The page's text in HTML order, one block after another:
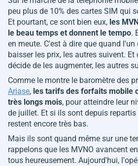
peu plus de 10% des cartes SIM qui
Et pourtant, ce sont bien eux, les
le beau temps et donnent le tempo.
en meute. C'est à dire que quand l'un
baisser les prix, les autres suivent.
décide de les augmenter, les autres
Comme le montre le baromètre des
Ariase, les tarifs des forfaits mobile
très longs mois, pour atteindre leur
de juillet. Et si ils sont depuis
restent encore très bas.
Mais ils sont quand même sur une
rappelons que les MVNO avancent
tous heureusement. Aujourd'hui,